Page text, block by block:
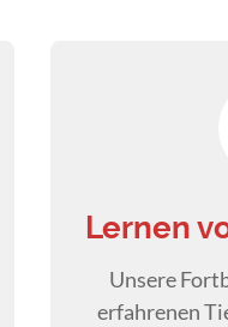
Lernen
Unsere
erfahrenen